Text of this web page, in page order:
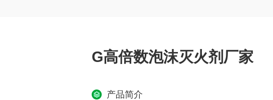
G高倍数泡沫灭火剂厂家
产品简介